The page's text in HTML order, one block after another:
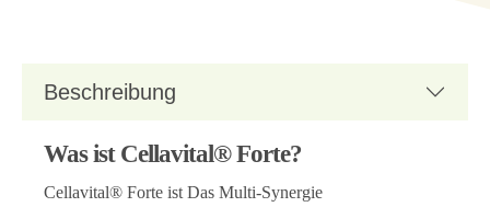
Beschreibung
Was ist Cellavital® Forte?
Cellavital® Forte ist Das Multi-Synergie